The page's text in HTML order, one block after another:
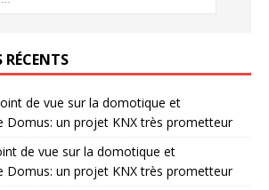
de vue sur la domotique et
Domus: un projet KNX très prometteur
de vue sur la domotique et
Domus: un projet KNX très prometteur